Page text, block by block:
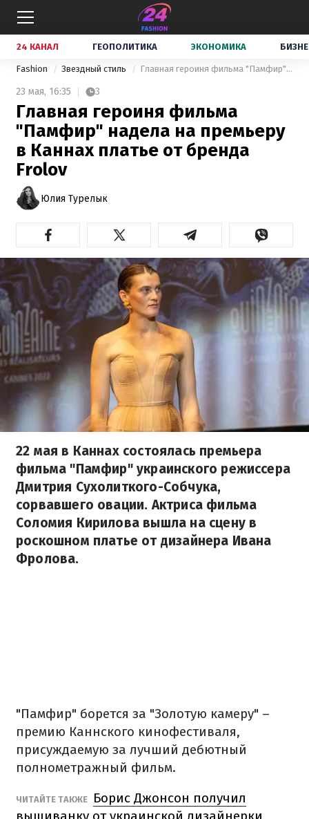
24 КАНАЛ ГЕОПОЛИТИКА ЭКОНОМИКА
Fashion Звездный стиль Главная героиня фильма "Памфир" надела на премьеру в Каннах платье от бренда Frolov
23 мая, 16:35 3
Главная героиня фильма
"Памфир" надела на премьеру
в Каннах платье от бренда
Frolov
Юлия Турелык
22 мая в Каннах состоялась премьера
фильма "Памфир" украинского режиссера
Дмитрия Сухолиткого-Собчука,
сорвавшего овации. Актриса фильма
Соломия Кирилова вышла на сцену в
роскошном платье от дизайнера Ивана
Фролова.
"Памфир" борется за "Золотую камеру" –
премию Каннского кинофестиваля,
присуждаемую за лучший дебютный
полнометражный фильм.
ЧИТАЙТЕ ТАКЖЕ
Борис Джонсон получил